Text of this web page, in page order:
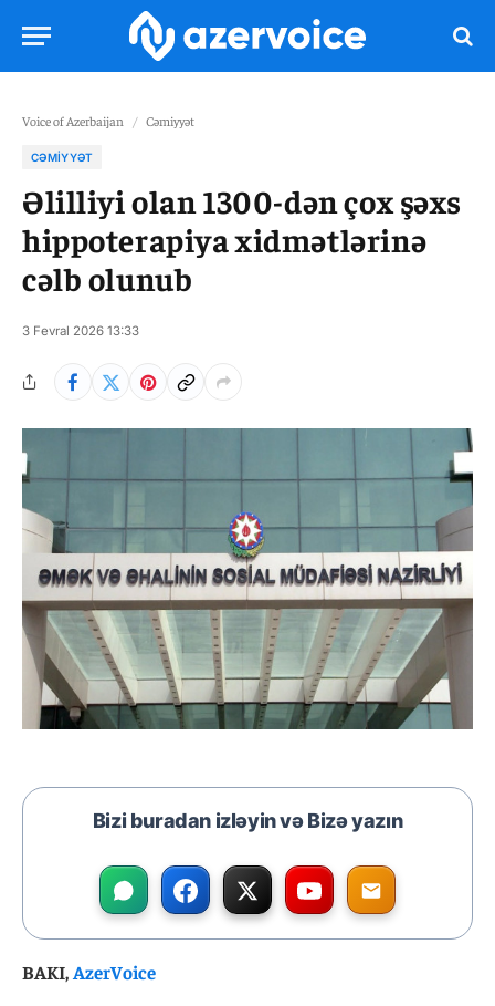
Voice of Azerbaijan / Cəmiyyət
CƏMIYYƏT
Əlilliyi olan 1300-dən çox şəxs
hippoterapiya xidmətlərinə
cəlb olunub
3 Fevral 2026 13:33
Bizi buradan izləyin və Bizə yazın
BAKI,AzerVoice